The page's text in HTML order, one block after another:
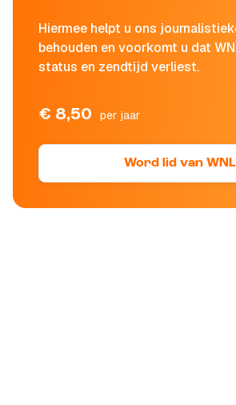
Hiermee helpt u ons
behouden en voorkomt u dat
status en zendtijd verliest.
€ 8,50 per jaar
Word lid van WNL